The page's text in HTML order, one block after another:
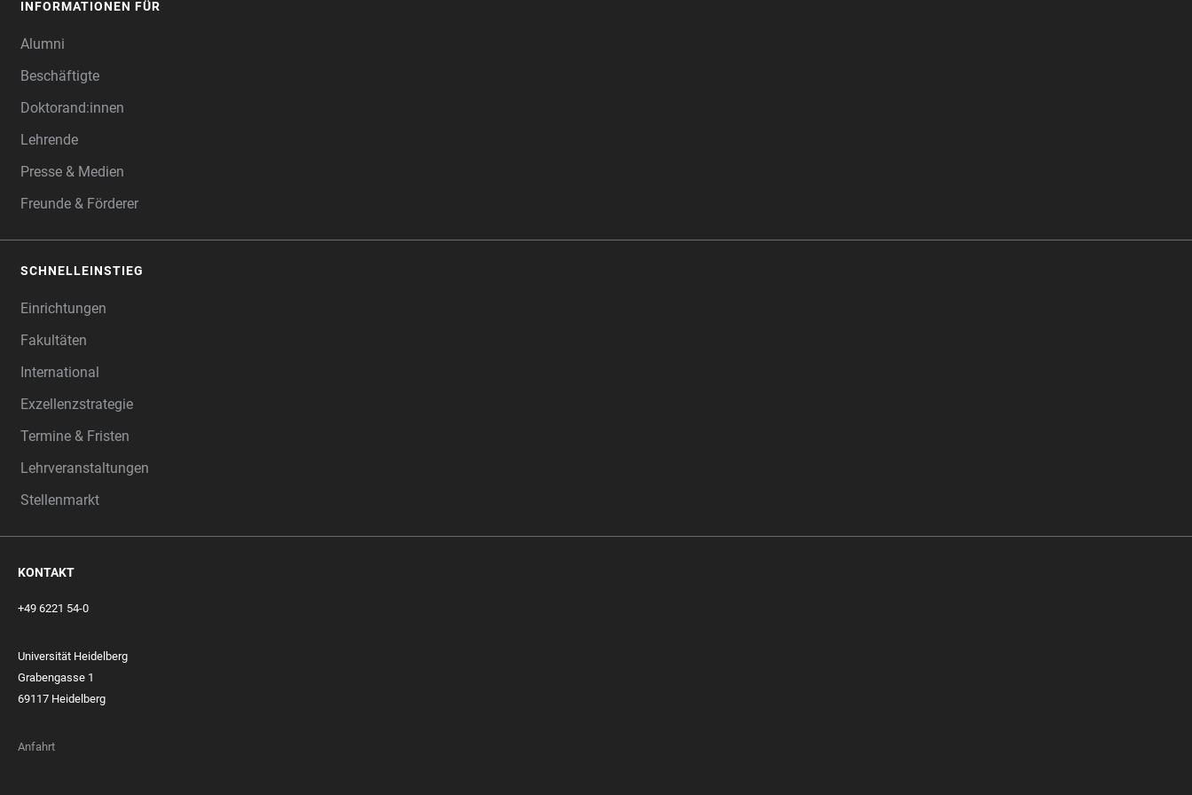
INFORMATIONEN FÜR
Alumni
Beschäftigte
Doktorand:innen
Lehrende
Presse & Medien
Freunde & Förderer
SCHNELLEINSTIEG
Einrichtungen
Fakultäten
International
Exzellenzstrategie
Termine & Fristen
Lehrveranstaltungen
Stellenmarkt
KONTAKT
+49 6221 54-0
Universität Heidelberg
Grabengasse 1
69117 Heidelberg
Anfahrt